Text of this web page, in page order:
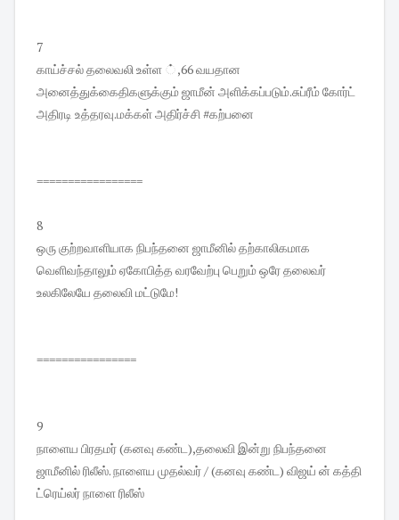
7
காய்ச்சல் தலைவலி உள்ள ் ,66 வயதான
அனைத்துக்கைதிகளுக்கும் ஜாமீன் அளிக்கப்படும்.சுப்ரீம் கோர்ட்
அதிரடி உத்தரவு.மக்கள் அதிர்ச்சி #கற்பனை
=================
8
ஒரு குற்றவாளியாக நிபந்தனை ஜாமீனில் தற்காலிகமாக
வெளிவந்தாலும் ஏகோபித்த வரவேற்பு பெறும் ஒரே தலைவர்
உலகிலேயே தலைவி மட்டுமே!
================
9
நாளைய பிரதமர் (கனவு கண்ட),தலைவி இன்று நிபந்தனை
ஜாமீனில் ரிலீஸ். நாளைய முதல்வர் / (கனவு கண்ட) விஜய் ன் கத்தி
ட்ரெய்லர் நாளை ரிலீஸ்